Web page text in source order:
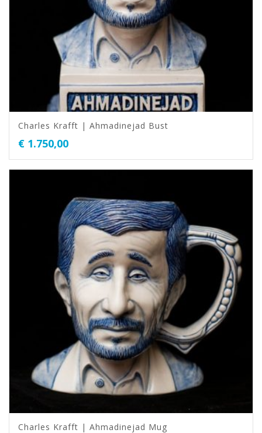
Charles Krafft | Ahmadinejad Bust
€ 1.750,00
Charles Krafft | Ahmadinejad Mug